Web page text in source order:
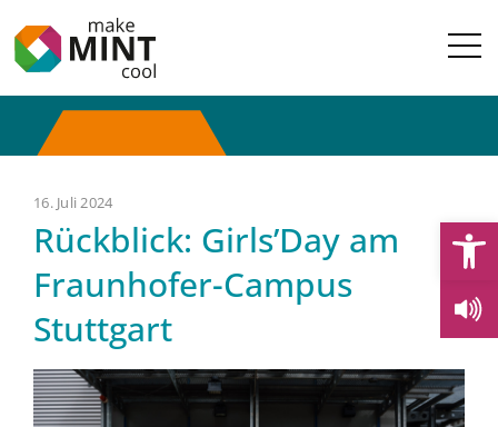
16. Juli 2024
Rückblick: Girls’Day am
Fraunhofer-Campus
Stuttgart